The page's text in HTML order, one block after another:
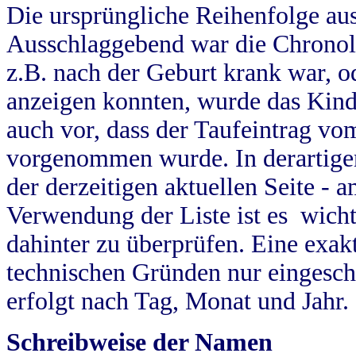
Die ursprüngliche Reihenfolge
Ausschlaggebend war die
z.B. nach der Geburt krank war,
anzeigen konnten, wurde das
auch vor, dass der Taufeintrag
vorgenommen wurde. In
der derzeitigen aktuellen Seite -
Verwendung der Liste ist es
dahinter zu überprüfen. Eine
technischen Gründen nur
erfolgt nach Tag, Monat und Jahr.
Schreibweise der Namen